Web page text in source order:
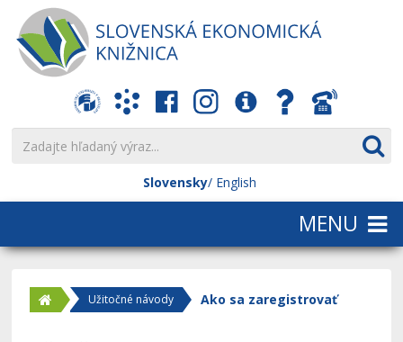
Slovensky English
Užitočné návody Ako sa zaregistrovať